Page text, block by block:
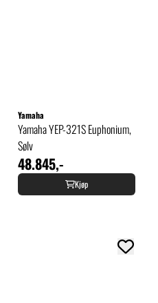
Yamaha
Yamaha YEP-321S Euphonium,
Sølv
48.845,-
Kjøp